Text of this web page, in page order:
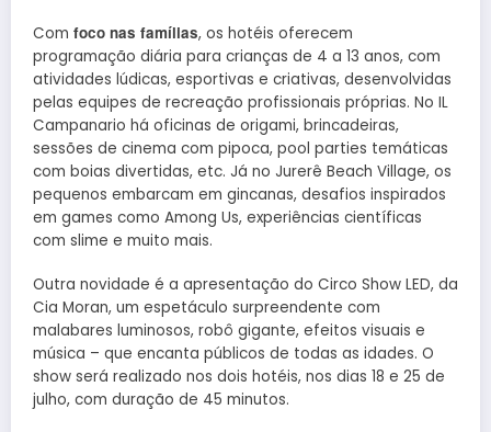
Com foco nas famílias, os hotéis oferecem
programação diária para crianças de 4 a 13 anos, com
atividades lúdicas, esportivas e criativas, desenvolvidas
pelas equipes de recreação profissionais próprias. No IL
Campanario há oficinas de origami, brincadeiras,
sessões de cinema com pipoca, pool parties temáticas
com boias divertidas, etc. Já no Jurerê Beach Village, os
pequenos embarcam em gincanas, desafios inspirados
em games como Among Us, experiências científicas
com slime e muito mais.
Outra novidade é a apresentação do Circo Show LED, da
Cia Moran, um espetáculo surpreendente com
malabares luminosos, robô gigante, efeitos visuais e
música – que encanta públicos de todas as idades. O
show será realizado nos dois hotéis, nos dias 18 e 25 de
julho, com duração de 45 minutos.